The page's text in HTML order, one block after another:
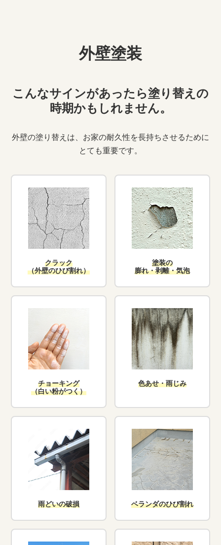
外壁塗装
こんなサインがあったら塗り替えの
時期かもしれません。
外壁の塗り替えは、お家の耐久性を長持ちさせるために
とても重要です。
クラック
（外壁のひび割れ）
塗装の
膨れ・剥離・気泡
チョーキング
（白い粉がつく）
色あせ・雨じみ
雨どいの破損 ベランダのひび割れ